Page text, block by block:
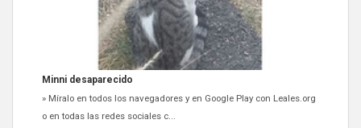
Minni desaparecido
» Míralo en todos los navegadores y en Google Play con Leales.org
o en todas las redes sociales c...